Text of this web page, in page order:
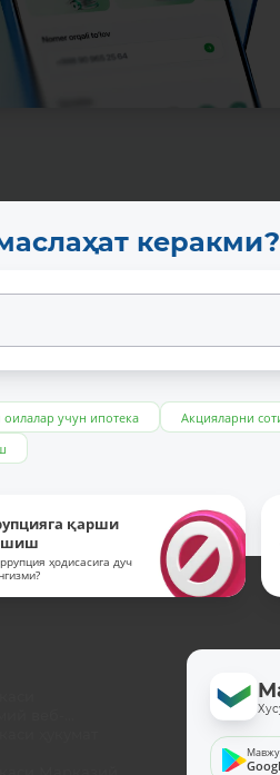
керакми?
учун ипотека
Акцияларни
қарши
ҳодисасига дуч